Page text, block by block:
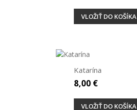
VLOŽIŤ DO KOŠÍKA
Katarína
8,00 €
VLOŽIŤ DO KOŠÍKA